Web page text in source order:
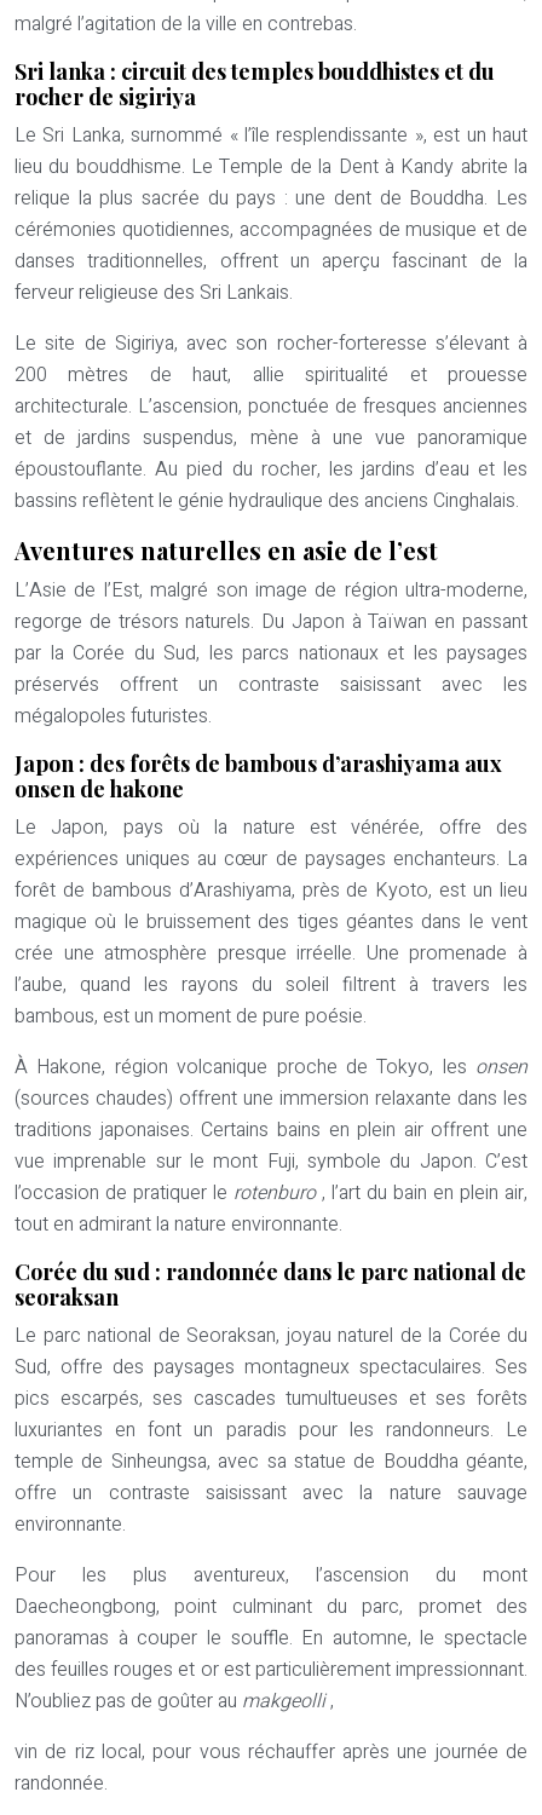
malgré l’agitation de la ville en contrebas.
Sri lanka : circuit des temples bouddhistes et du
rocher de sigiriya
Le Sri Lanka, surnommé « l’île resplendissante », est un haut
lieu du bouddhisme. Le Temple de la Dent à Kandy abrite la
relique la plus sacrée du pays : une dent de Bouddha. Les
cérémonies quotidiennes, accompagnées de musique et de
danses traditionnelles, offrent un aperçu fascinant de la
ferveur religieuse des Sri Lankais.
Le site de Sigiriya, avec son rocher-forteresse s’élevant à
200 mètres de haut, allie spiritualité et prouesse
architecturale. L’ascension, ponctuée de fresques anciennes
et de jardins suspendus, mène à une vue panoramique
époustouflante. Au pied du rocher, les jardins d’eau et les
bassins reflètent le génie hydraulique des anciens Cinghalais.
Aventures naturelles en asie de l’est
L’Asie de l’Est, malgré son image de région ultra-moderne,
regorge de trésors naturels. Du Japon à Taïwan en passant
par la Corée du Sud, les parcs nationaux et les paysages
préservés offrent un contraste saisissant avec les
mégalopoles futuristes.
Japon : des forêts de bambous d’arashiyama aux
onsen de hakone
Le Japon, pays où la nature est vénérée, offre des
expériences uniques au cœur de paysages enchanteurs. La
forêt de bambous d’Arashiyama, près de Kyoto, est un lieu
magique où le bruissement des tiges géantes dans le vent
crée une atmosphère presque irréelle. Une promenade à
l’aube, quand les rayons du soleil filtrent à travers les
bambous, est un moment de pure poésie.
À Hakone, région volcanique proche de Tokyo, les onsen
(sources chaudes) offrent une immersion relaxante dans les
traditions japonaises. Certains bains en plein air offrent une
vue imprenable sur le mont Fuji, symbole du Japon. C’est
l’occasion de pratiquer le rotenburo, l’art du bain en plein air,
tout en admirant la nature environnante.
Corée du sud : randonnée dans le parc national de
seoraksan
Le parc national de Seoraksan, joyau naturel de la Corée du
Sud, offre des paysages montagneux spectaculaires. Ses
pics escarpés, ses cascades tumultueuses et ses forêts
luxuriantes en font un paradis pour les randonneurs. Le
temple de Sinheungsa, avec sa statue de Bouddha géante,
offre un contraste saisissant avec la nature sauvage
environnante.
Pour les plus aventureux, l’ascension du mont
Daecheongbong, point culminant du parc, promet des
panoramas à couper le souffle. En automne, le spectacle
des feuilles rouges et or est particulièrement impressionnant.
N’oubliez pas de goûter au makgeolli,
vin de riz local, pour vous réchauffer après une journée de
randonnée.